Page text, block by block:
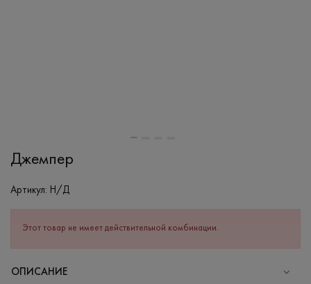
Джемпер
Артикул: Н/Д
Этот товар не имеет действительной комбинации.
ОПИСАНИЕ